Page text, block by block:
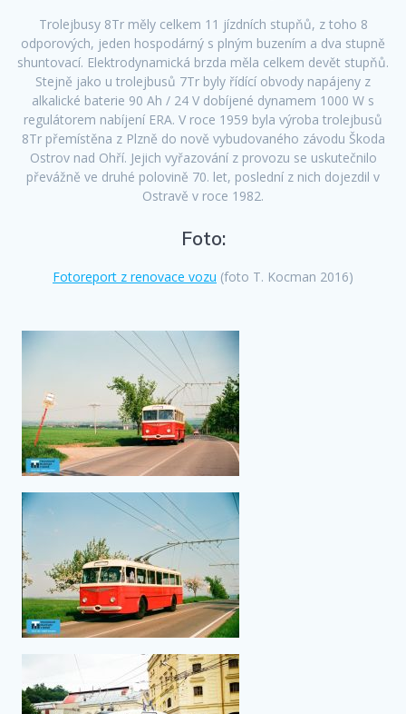
Trolejbusy 8Tr měly celkem 11 jízdních stupňů, z toho 8
odporových, jeden hospodárný s plným buzením a dva stupně
shuntovací. Elektrodynamická brzda měla celkem devět stupňů.
Stejně jako u trolejbusů 7Tr byly řídící obvody napájeny z
alkalické baterie 90 Ah / 24 V dobíjené dynamem 1000 W s
regulátorem nabíjení ERA. V roce 1959 byla výroba trolejbusů
8Tr přemístěna z Plzně do nově vybudovaného závodu Škoda
Ostrov nad Ohří. Jejich vyřazování z provozu se uskutečnilo
převážně ve druhé polovině 70. let, poslední z nich dojezdil v
Ostravě v roce 1982.
Foto:
Fotoreport z renovace vozu (foto T. Kocman 2016)